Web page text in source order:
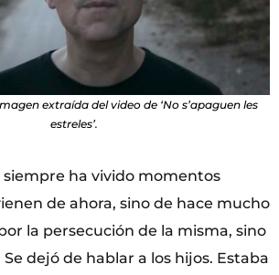
extraída del video de ‘No s’apaguen les
estreles’.
siempre ha vivido momentos
de ahora, sino de hace mucho
la persecución de la misma, sino
Se dejó de hablar a los hijos. Estaba